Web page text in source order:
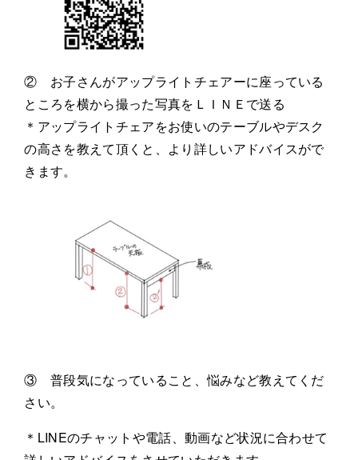
② お子さんがアップライトチェアーに座っている
ところを横から撮った写真をＬＩＮＥで送る
＊アップライトチェアをお使いのテーブルやデスク
の高さを教えて頂くと、より詳しいアドバイスがで
きます。
③ 普段気になっていること、悩みなど教えてくだ
さい。
＊LINEのチャットや電話、動画など状況に合わせて